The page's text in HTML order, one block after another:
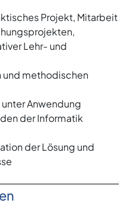
Projekt, Mitarbeit
Lehr- und
und methodischen
Anwendung
der Informatik
der Lösung und